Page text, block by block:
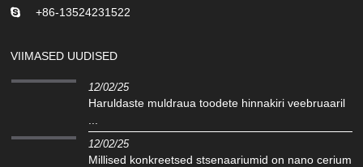
+86-13524231522
VIIMASED UUDISED
12/02/25
Haruldaste muldraua toodete hinnakiri veebruaaril
12/02/25
Millised konkreetsed stsenaariumid on nano cerium